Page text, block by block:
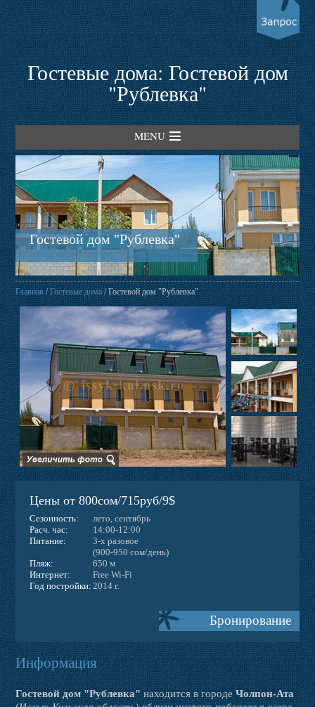
Гостевые дома: Гостевой дом
"Рублевка"
MENU
Гостевые дома
Пансионаты
Трансферы
Фото
Отзывы
Контакты
Новости
Веб-камера
Гостевой дом "Рублевка"
Главная /Гостевые дома/ Гостевой дом "Рублевка"
Цены от 800сом/715руб/9$
Сезонность:
лето, сентябрь
Расч. час:
14:00-12:00
Питание:
3-х разовое
(900-950 сом/день)
Пляж:
650 м
Интернет:
Free Wi-Fi
Год постройки: 2014 г.
Бронирование
Информация
Гостевой дом "Рублевка" находится в городеЧолпон-Ата